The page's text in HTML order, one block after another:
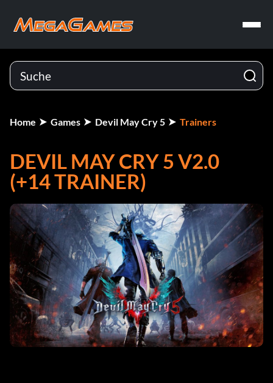
Home Games Devil May Cry 5 Trainers
DEVIL MAY CRY 5 V2.0
(+14 TRAINER)